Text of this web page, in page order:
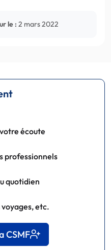
le : 2 mars 2022
écoute
professionnels
quotidien
etc.
CSMF